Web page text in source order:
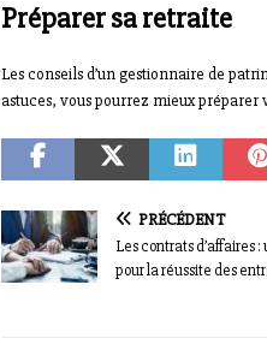
Préparer sa retraite
Les conseils d’un gestionnaire de
astuces, vous pourrez mieux préparer
PRÉCÉDENT
Les contrats d’affaires
pour la réussite des